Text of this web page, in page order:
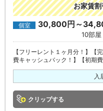
お家賃
個室 30,800円～
10部屋
【フリーレント１ヶ月分！】【
費キャッシュバック！】【初期
入
クリップ